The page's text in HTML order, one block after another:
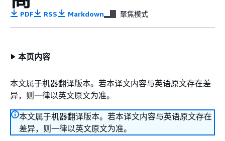
PDF RSS Markdown 聚焦模式
本页内容
本文属于机器翻译版本。若本译文内容与英语原文存在差
异，则一律以英文原文为准。
本文属于机器翻译版本。若本译文内容与英语原文存在
差异，则一律以英文原文为准。